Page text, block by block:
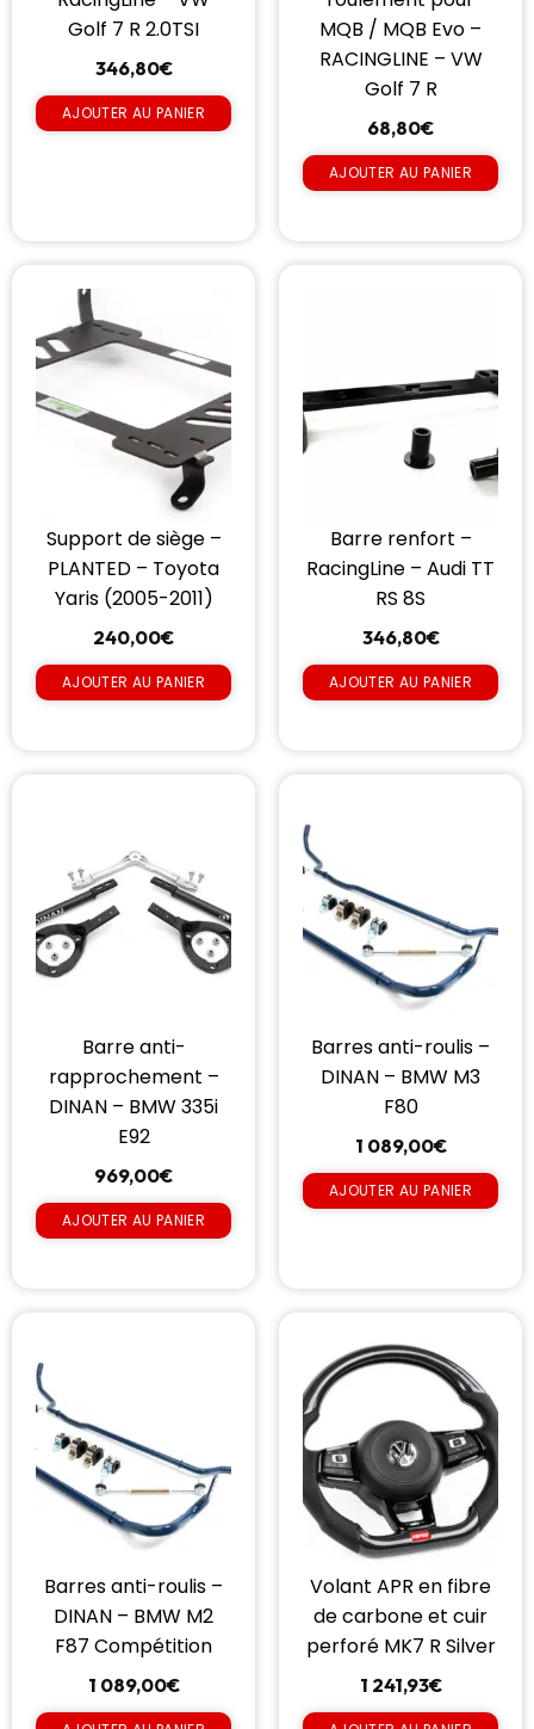
Golf 7 R 2.0TSI
346,80€
AJOUTER AU PANIER
MQB / MQB Evo –
RACINGLINE – VW
Golf 7 R
68,80€
AJOUTER AU PANIER
Support de siège –
PLANTED – Toyota
Yaris (2005-2011)
240,00€
AJOUTER AU PANIER
Barre renfort –
RacingLine – Audi TT
RS 8S
346,80€
AJOUTER AU PANIER
Barre anti-
rapprochement –
DINAN – BMW 335i
E92
969,00€
AJOUTER AU PANIER
Barres anti-roulis –
DINAN – BMW M3
F80
1 089,00€
AJOUTER AU PANIER
Barres anti-roulis –
DINAN – BMW M2
F87 Compétition
1 089,00€
Volant APR en fibre
de carbone et cuir
perforé MK7 R Silver
1 241,93€